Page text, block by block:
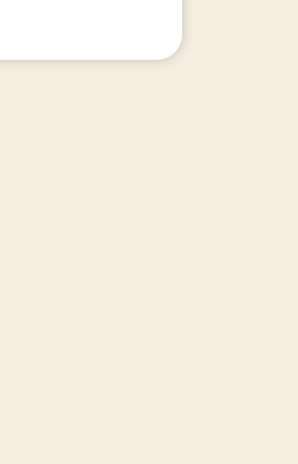
et les semaines à venir.
sanitaire. Elles perturbent la production, les